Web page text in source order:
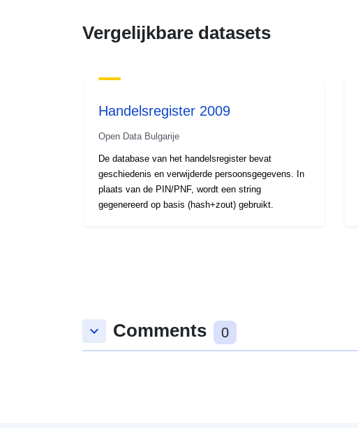
Vergelijkbare datasets
Handelsregister 2009
Open Data Bulgarije
De database van het handelsregister bevat
geschiedenis en verwijderde persoonsgegevens. In
plaats van de PIN/PNF, wordt een string
gegenereerd op basis (hash+zout) gebruikt.
keyboard_arrow_down Comments 0